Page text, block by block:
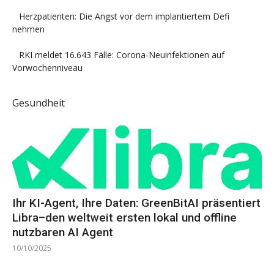
Herzpatienten: Die Angst vor dem implantiertem Defi
nehmen
RKI meldet 16.643 Fälle: Corona-Neuinfektionen auf
Vorwochenniveau
Gesundheit
Ihr KI-Agent, Ihre Daten: GreenBitAI präsentiert
Libra–den weltweit ersten lokal und offline
nutzbaren AI Agent
10/10/2025